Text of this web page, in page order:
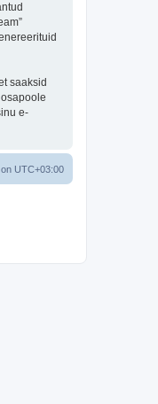
saaksid
e-
UTC+03:00